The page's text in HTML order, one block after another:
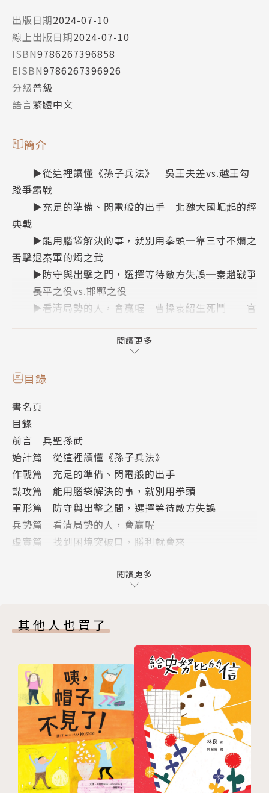
出版日期2024-07-10
線上出版日期2024-07-10
ISBN9786267396858
EISBN9786267396926
分級普級
語言繁體中文
簡介
▶從這裡讀懂《孫子兵法》─吳王夫差vs.越王勾
踐爭霸戰
▶充足的準備、閃電般的出手─北魏大國崛起的經
典戰
▶能用腦袋解決的事，就別用拳頭─靠三寸不爛之
舌擊退秦軍的燭之武
▶防守與出擊之間，選擇等待敵方失誤─秦趙戰爭
──長平之役vs.邯鄲之役
▶看清局勢的人，會贏喔─曹操袁紹生死鬥──官
▶找到困境突破口，勝利就會來─孫臏奇謀破解戰
讀？｜──
《孫子兵法》共計十三篇，分別為：〈始計〉、
〈作戰〉、〈謀攻〉、〈軍形〉、〈兵勢〉、〈虛
實〉、〈軍爭〉、〈九變〉、〈行軍〉、〈地形〉、
〈九地〉、〈火攻〉、〈用間〉
◈打開賽雷漫畫孫子兵法，不只帶你讀一遍原文
《孫子兵法》， 充滿生活化的舉例，讓你從工作、學
校、家庭都能融會貫通！
◈知識的門檻就讓《【看漫畫學經典】孫子兵法》
法分析，道理你都懂！
──｜不懂打仗的我們，到底為何要讀呢？｜──
◈以前打煙硝的戰爭，現在我們在生活中經歷無煙
的戰爭！
◈《孫子兵法》是在面對複雜的人際關係、待人處
事之道時，從中學習古人的處事智慧，少走彎路、多走
花路！
本書特色
閱讀更多
目錄
書名頁
目錄
前言 兵聖孫武
始計篇 從這裡讀懂《孫子兵法》
作戰篇 充足的準備、閃電般的出手
謀攻篇 能用腦袋解決的事，就別用拳頭
軍形篇 防守與出擊之間，選擇等待敵方失誤
兵勢篇 看清局勢的人，會贏喔
虛實篇 找到困境突破口，勝利就會來
閱讀更多
其他人也買了